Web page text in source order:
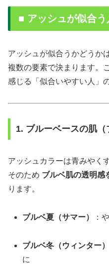
■ アッシュが似合
アッシュが似合うかどうかは
複数の要素で決まります。
感じる「似合いやすい人」
1. ブルーベースの肌（
アッシュカラーは青みやく
そのため ブルベ肌の透明感
ります。
ブルベ夏（サマー） ：
ブルベ冬（ウィンター）
に